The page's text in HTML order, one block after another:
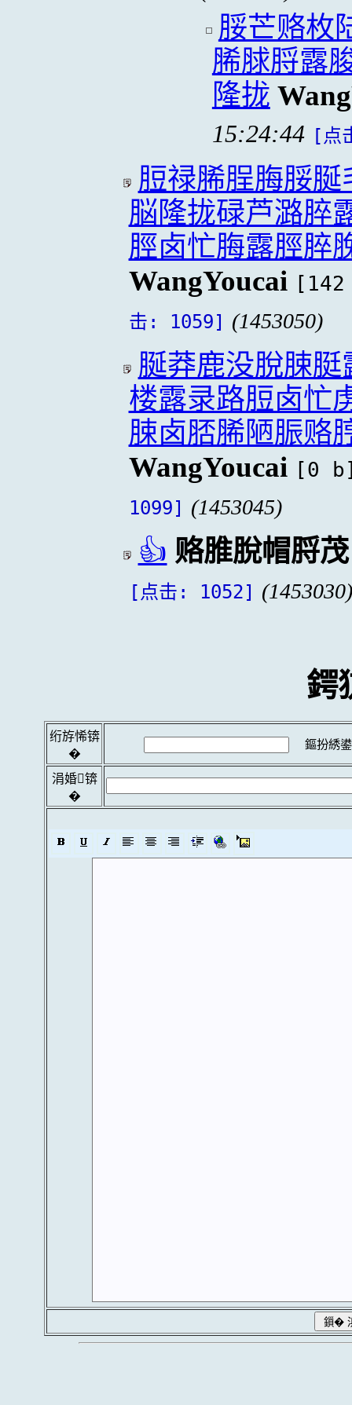
脮芒赂枚
脪脙脟露
隆拢
15:24:44 [点
脰禄脪脭脢脮
脳隆拢碌芦潞脺
脛卤忙脢露脛脺
WangYoucai
击: 1059] (1453050)
脠莽鹿没脫脨
楼露录路脰卤忙
脨卤脴脪陋脤赂
WangYoucai [0
1099] (1453045)
👍 赂脽脫帽脟茂
[点击: 1052] (1453030)
鍔
绗斿悕锛
�
鏂扮綉
涓婚锛
�